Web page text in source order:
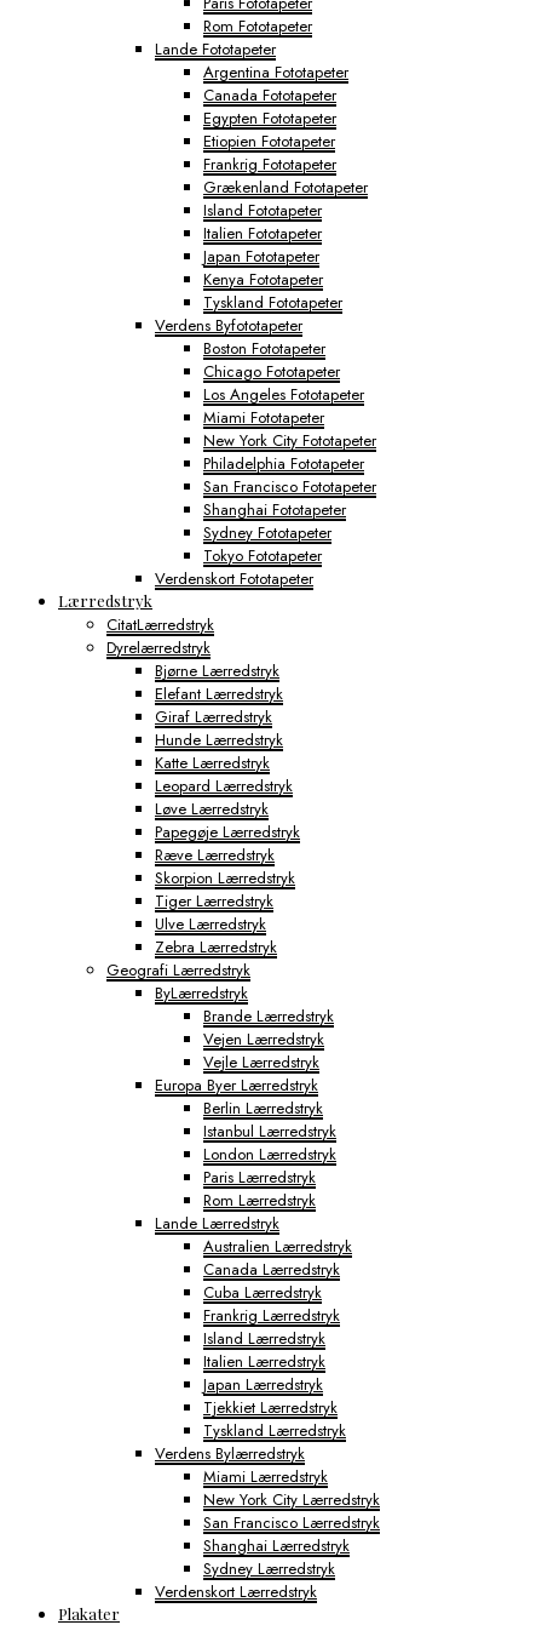
Rom Fototapeter
Lande Fototapeter
Argentina Fototapeter
Canada Fototapeter
Egypten Fototapeter
Etiopien Fototapeter
Frankrig Fototapeter
Grækenland Fototapeter
Island Fototapeter
Italien Fototapeter
Japan Fototapeter
Kenya Fototapeter
Tyskland Fototapeter
Verdens Byfototapeter
Boston Fototapeter
Chicago Fototapeter
Los Angeles Fototapeter
Miami Fototapeter
New York City Fototapeter
Philadelphia Fototapeter
San Francisco Fototapeter
Shanghai Fototapeter
Sydney Fototapeter
Tokyo Fototapeter
Verdenskort Fototapeter
Lærredstryk
CitatLærredstryk
Dyrelærredstryk
Bjørne Lærredstryk
Elefant Lærredstryk
Giraf Lærredstryk
Hunde Lærredstryk
Katte Lærredstryk
Leopard Lærredstryk
Løve Lærredstryk
Papegøje Lærredstryk
Ræve Lærredstryk
Skorpion Lærredstryk
Tiger Lærredstryk
Ulve Lærredstryk
Zebra Lærredstryk
Geografi Lærredstryk
ByLærredstryk
Brande Lærredstryk
Vejen Lærredstryk
Vejle Lærredstryk
Europa Byer Lærredstryk
Berlin Lærredstryk
Istanbul Lærredstryk
London Lærredstryk
Paris Lærredstryk
Rom Lærredstryk
Lande Lærredstryk
Australien Lærredstryk
Canada Lærredstryk
Cuba Lærredstryk
Frankrig Lærredstryk
Island Lærredstryk
Italien Lærredstryk
Japan Lærredstryk
Tjekkiet Lærredstryk
Tyskland Lærredstryk
Verdens Bylærredstryk
Miami Lærredstryk
New York City Lærredstryk
San Francisco Lærredstryk
Shanghai Lærredstryk
Sydney Lærredstryk
Verdenskort Lærredstryk
Plakater